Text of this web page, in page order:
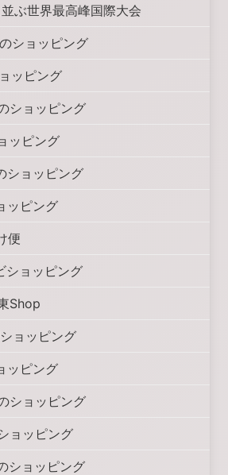
ぶ世界最高峰国際大会
ショッピング
ッピング
ショッピング
ッピング
ショッピング
ッピング
便
ショッピング
Shop
ョッピング
ッピング
ショッピング
ョッピング
ショッピング